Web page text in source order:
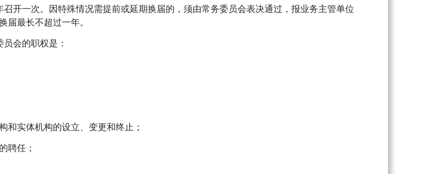
一次。因特殊情况需提前或延期换届的，须由常务委员会表决通过，报业务主管单位
最长不超过一年。
会的职权是：
实体机构的设立、变更和终止；
聘任；